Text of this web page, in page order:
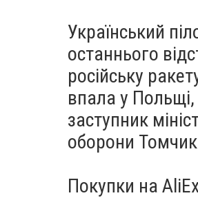
Український
останнього
російську
впала у
заступник
оборони Томчик
Покупки на